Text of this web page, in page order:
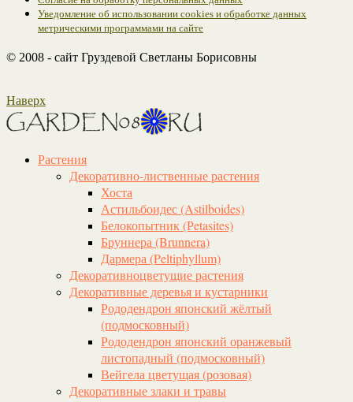
Уведомление об использовании cookies и обработке данных
метрическими программами на сайте
© 2008 - сайт Груздевой Светланы Борисовны
Наверх
Растения
Декоративно-лиственные растения
Хоста
Астильбоидес (Astilboides)
Белокопытник (Рetasites)
Бруннера (Brunnera)
Дармера (Peltiphyllum)
Декоративноцветущие растения
Декоративные деревья и кустарники
Рододендрон японский жёлтый
(подмосковный)
Рододендрон японский оранжевый
листопадный (подмосковный)
Вейгела цветущая (розовая)
Декоративные злаки и травы